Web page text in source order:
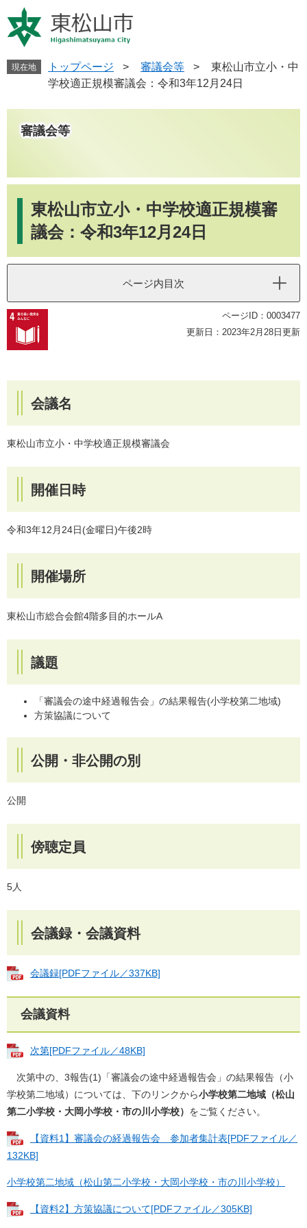
ー
ジ
す
ニ
ュ
し
現在地 トップページ > 審議会等 >
東松山市立小・中
学校適正規模審議会：令和3年12月24日
審議会等
東松山市立小・中学校適正規模審
議会：令和3年12月24日
ページ内目次
ページID：0003477
更新日：2023年2月28日更新
会議名
東松山市立小・中学校適正規模審議会
開催日時
令和3年12月24日(金曜日)午後2時
開催場所
東松山市総合会館4階多目的ホールA
議題
「審議会の途中経過報告会」の結果報告(小学校第二地域)
方策協議について
公開・非公開の別
公開
傍聴定員
5人
会議録・会議資料
会議録[PDFファイル／337KB]
会議資料
次第[PDFファイル／48KB]
次第中の、3報告(1)「審議会の途中経過報告会」の結果報告（小
学校第二地域）については、下のリンクから小学校第二地域（松山
第二小学校・大岡小学校・市の川小学校） をご覧ください。
【資料1】審議会の経過報告会 参加者集計表[PDFファイル／
132KB]
小学校第二地域（松山第二小学校・大岡小学校・市の川小学校）
【資料2】方策協議について[PDFファイル／305KB]